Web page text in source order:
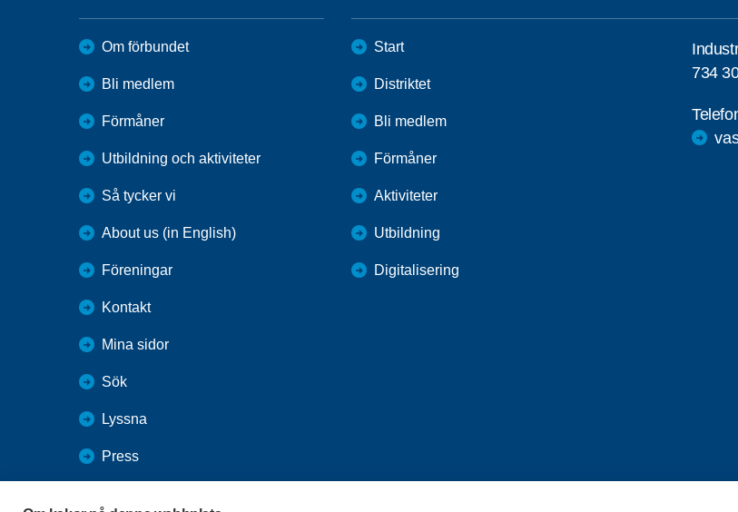
Om förbundet
Bli medlem
Förmåner
Utbildning och aktiviteter
Så tycker vi
About us (in English)
Föreningar
Kontakt
Mina sidor
Sök
Lyssna
Press
Start
Distriktet
Bli medlem
Förmåner
Aktiviteter
Utbildning
Digitalisering
734